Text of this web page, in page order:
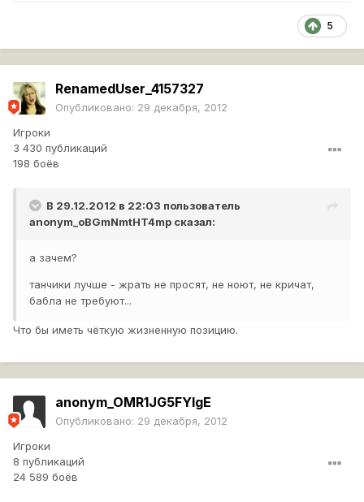
5
RenamedUser_4157327
Опубликовано: 29 декабря, 2012
Игроки
3 430 публикаций
198 боёв
В 29.12.2012 в 22:03 пользователь
anonym_oBGmNmtHT4mp сказал:
а зачем?
танчики лучше - жрать не просят, не ноют, не кричат,
бабла не требуют...
Что бы иметь чёткую жизненную позицию.
anonym_OMR1JG5FYlgE
Опубликовано: 29 декабря, 2012
Игроки
8 публикаций
24 589 боёв